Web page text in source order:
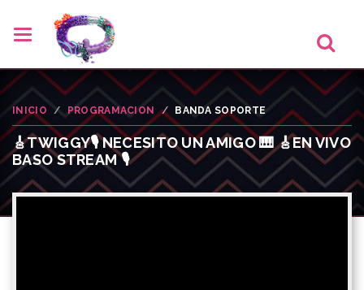
INICIO PROGRAMACION BANDA SOPORTE
🎸TWIGGY🎙️ NECESITO UN AMIGO 🎹 🎸EN VIVO
BASO STREAM 🎙️